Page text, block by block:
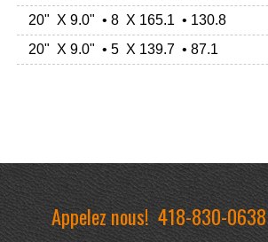
20" X 9.0" • 8 X 165.1 • 130.8
20" X 9.0" • 5 X 139.7 • 87.1
Appelez nous!418-830-0638